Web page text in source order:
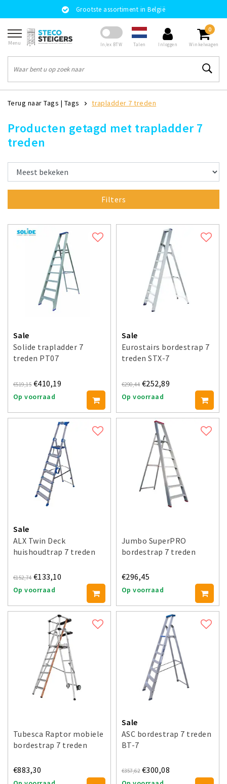
Grootste assortiment in België
Menu In/ex BTW Talen Inloggen
0
Winkelwagen
Terug naar Tags | Tags trapladder 7 treden
Producten getagd met trapladder 7
treden
Filters
Sale
Solide trapladder 7
treden PT07
€519,15 €410,19
Op voorraad
Sale
Eurostairs bordestrap 7
treden STX-7
€290,44 €252,89
Op voorraad
Sale
ALX Twin Deck
huishoudtrap 7 treden
€152,74 €133,10
Op voorraad
Jumbo SuperPRO
bordestrap 7 treden
€296,45
Op voorraad
Tubesca Raptor mobiele
bordestrap 7 treden
€883,30
Sale
ASC bordestrap 7 treden
BT-7
€357,62 €300,08